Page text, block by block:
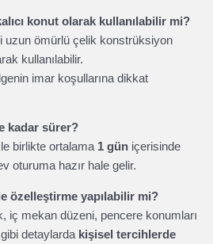
konut olarak kullanılabilir mi?
uzun ömürlü çelik konstrüksiyon
kullanılabilir.
imar koşullarına dikkat
kadar sürer?
birlikte ortalama 1 gün içerisinde
oturuma hazır hale gelir.
özelleştirme yapılabilir mi?
iç mekan düzeni, pencere konumları
detaylarda kişisel tercihlerde